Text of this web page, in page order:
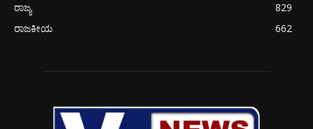
ರಾಜ್ಯ
829
ರಾಜಕೀಯ
662